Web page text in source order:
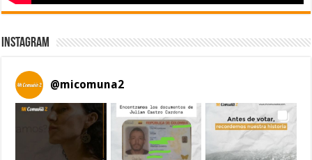
Instagram
@micomuna2